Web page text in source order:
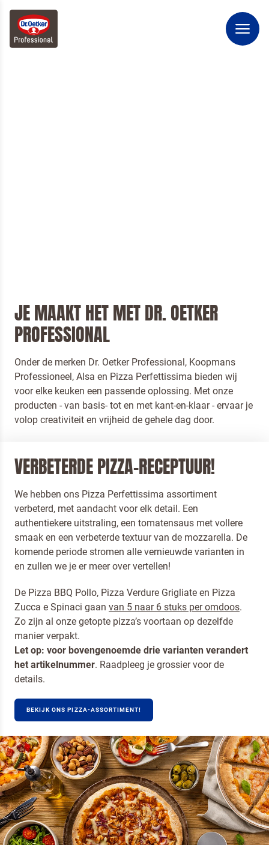
JE MAAKT HET MET DR. OETKER
PROFESSIONAL
Onder de merken Dr. Oetker Professional, Koopmans
Professioneel, Alsa en Pizza Perfettissima bieden wij
voor elke keuken een passende oplossing. Met onze
producten - van basis- tot en met kant-en-klaar - ervaar je
volop creativiteit en vrijheid de gehele dag door.
VERBETERDE PIZZA-RECEPTUUR!
We hebben ons Pizza Perfettissima assortiment
verbeterd, met aandacht voor elk detail. Een
authentiekere uitstraling, een tomatensaus met vollere
smaak en een verbeterde textuur van de mozzarella. De
komende periode stromen alle vernieuwde varianten in
en zullen we je er meer over vertellen!
De Pizza BBQ Pollo, Pizza Verdure Grigliate en Pizza
Zucca e Spinaci gaan van 5 naar 6 stuks per omdoos.
Zo zijn al onze getopte pizza’s voortaan op dezelfde
manier verpakt.
Let op: voor bovengenoemde drie varianten verandert
het artikelnummer. Raadpleeg je grossier voor de
details.
BEKIJK ONS PIZZA-ASSORTIMENT!